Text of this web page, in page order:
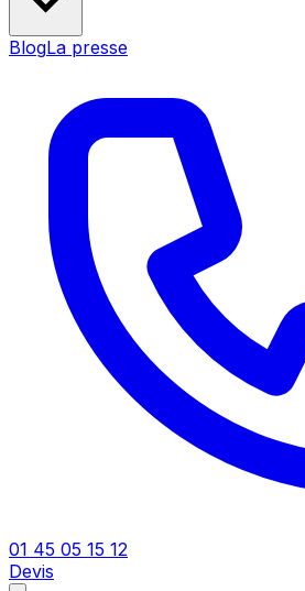
BlogLa presse
01 45 05 15 12
Devis